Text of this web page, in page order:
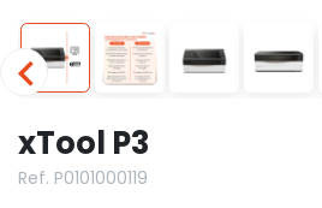
xTool P3
Ref. P0101000119